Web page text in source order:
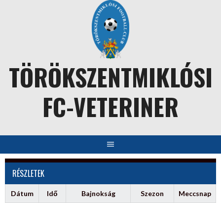
TÖRÖKSZENTMIKLÓSI
FC-VETERINER
RÉSZLETEK
Dátum Idő Bajnokság Szezon Meccsnap